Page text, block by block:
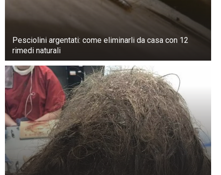
Pesciolini argentati: come eliminarli da casa con 12
rimedi naturali